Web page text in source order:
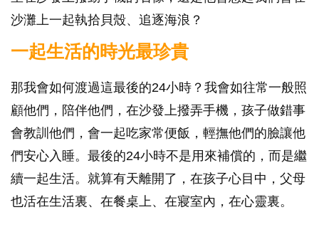
沙灘上一起執拾貝殼、追逐海浪？
一起生活的時光最珍貴
那我會如何渡過這最後的24小時？我會如往常一般照
顧他們，陪伴他們，在沙發上撥弄手機，孩子做錯事
會教訓他們，會一起吃家常便飯，輕撫他們的臉讓他
們安心入睡。最後的24小時不是用來補償的，而是繼
續一起生活。就算有天離開了，在孩子心目中，父母
也活在生活裏、在餐桌上、在寢室內，在心靈裏。